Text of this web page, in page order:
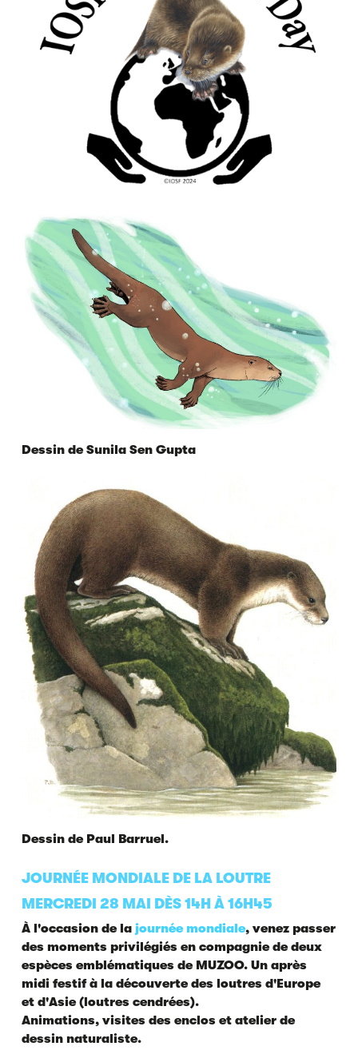
Dessin de Sunila Sen Gupta
Dessin de Paul Barruel.
JOURNÉE MONDIALE DE LA LOUTRE
MERCREDI 28 MAI DÈS 14H À 16H45
À l'occasion de la journée mondiale, venez passer
des moments privilégiés en compagnie de deux
espèces emblématiques de MUZOO. Un après
midi festif à la découverte des loutres d'Europe
et d'Asie (loutres cendrées).
Animations, visites des enclos et atelier de
dessin naturaliste.